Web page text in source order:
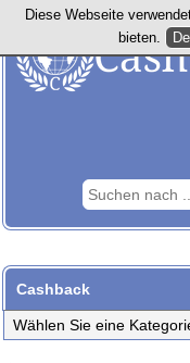
Cashback
Diese Webseite
bieten.